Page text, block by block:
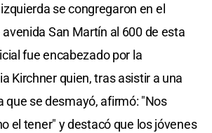
se congregaron en el
San Martín al 600 de esta
fue encabezado por la
Kirchner quien, tras asistir a una
que se desmayó, afirmó: "Nos
el tener" y destacó que los jóvenes